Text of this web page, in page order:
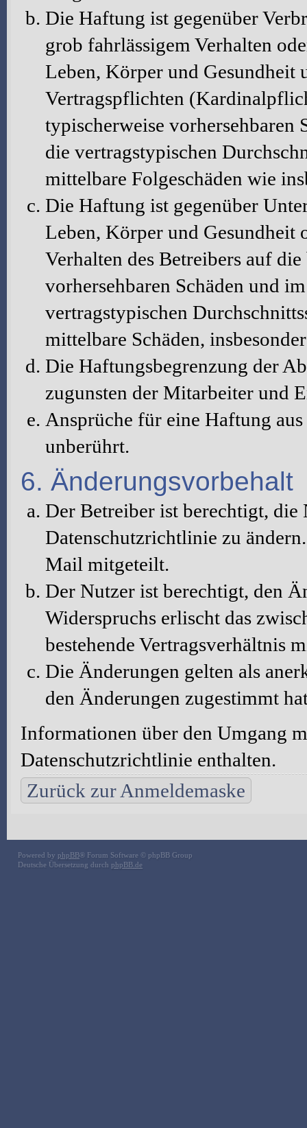
Die Haftung ist gegenüber
grob fahrlässigem Verhalten
Leben, Körper und Gesundheit
Vertragspflichten
typischerweise vorhersehbaren
die vertragstypischen
mittelbare Folgeschäden wie
Die Haftung ist gegenüber
Leben, Körper und Gesundheit
Verhalten des Betreibers auf
vorhersehbaren Schäden und
vertragstypischen
mittelbare Schäden,
Die Haftungsbegrenzung der
zugunsten der Mitarbeiter und
Ansprüche für eine Haftung
unberührt.
6. Änderungsvorbehalt
Der Betreiber ist berechtigt,
Datenschutzrichtlinie zu
Mail mitgeteilt.
Der Nutzer ist berechtigt, den
Widerspruchs erlischt das
bestehende Vertragsverhältnis
Die Änderungen gelten als
den Änderungen zugestimmt
Informationen über den Umgang
Datenschutzrichtlinie enthalten.
Zurück zur Anmeldemaske
Powered by phpBB® Forum Software © phpBB Group
Deutsche Übersetzung durch phpBB.de